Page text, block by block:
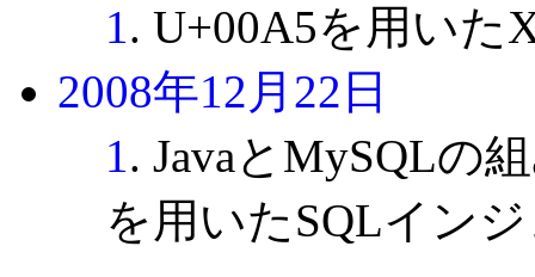
1. U+00A5を用いた
2008年12月22日
1. JavaとMySQLの
を用いたSQLイン